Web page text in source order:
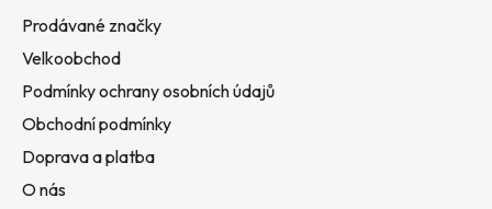
Prodávané značky
Velkoobchod
Podmínky ochrany osobních údajů
Obchodní podmínky
Doprava a platba
O nás